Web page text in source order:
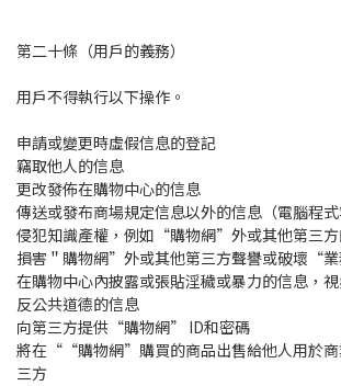
第二十條（用戶的義務）
用戶不得執行以下操作。
申請或變更時虛假信息的登記
竊取他人的信息
更改發佈在購物中心的信息
傳送或發布商場規定信息以外的信息（電腦程式
侵犯知識產權，例如“購物網”外或其他第三
損害＂購物網”外或其他第三方聲譽或破壞“
在購物中心內披露或張貼淫穢或暴力的信息，
反公共道德的信息
向第三方提供“購物網” ID和密碼
將在““購物網”購買的商品出售給他人用於商
三方